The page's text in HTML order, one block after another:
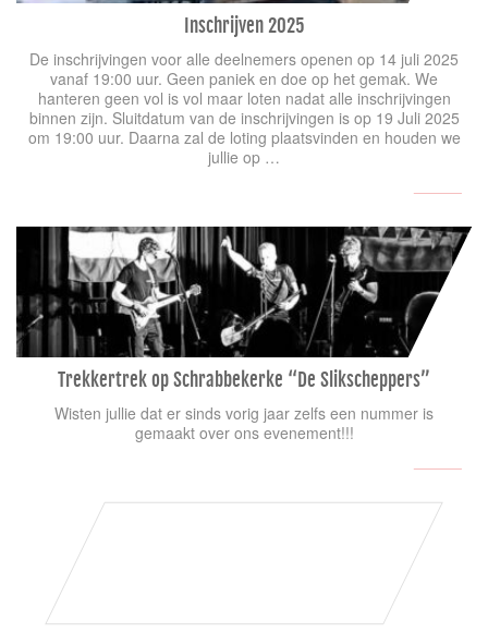
Inschrijven 2025
De inschrijvingen voor alle deelnemers openen op 14 juli 2025
vanaf 19:00 uur. Geen paniek en doe op het gemak. We
hanteren geen vol is vol maar loten nadat alle inschrijvingen
binnen zijn. Sluitdatum van de inschrijvingen is op 19 Juli 2025
om 19:00 uur. Daarna zal de loting plaatsvinden en houden we
jullie op …
Trekkertrek op Schrabbekerke “De Slikscheppers”
Wisten jullie dat er sinds vorig jaar zelfs een nummer is
gemaakt over ons evenement!!!